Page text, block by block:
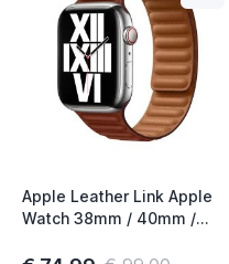
Apple Leather Link Apple
Watch 38mm / 40mm /